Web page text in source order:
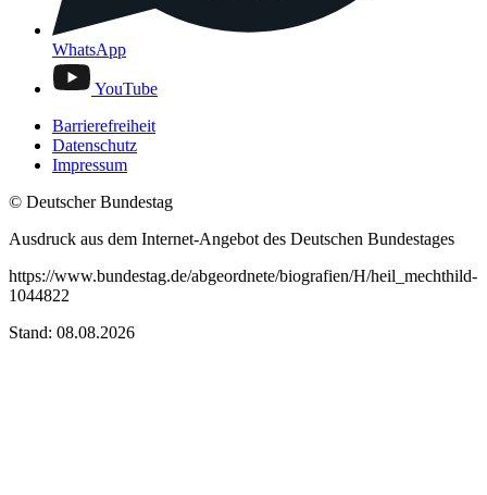
WhatsApp
YouTube
Barrierefreiheit
Datenschutz
Impressum
© Deutscher Bundestag
Ausdruck aus dem Internet-Angebot des Deutschen Bundestages
https://www.bundestag.de/abgeordnete/biografien/H/heil_mechthild-
1044822
Stand: 08.08.2026